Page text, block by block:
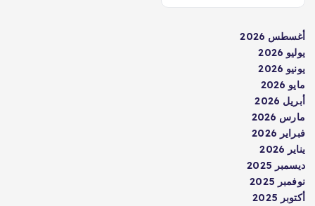
أغسطس 2026
يوليو 2026
يونيو 2026
مايو 2026
أبريل 2026
مارس 2026
فبراير 2026
يناير 2026
ديسمبر 2025
نوفمبر 2025
أكتوبر 2025